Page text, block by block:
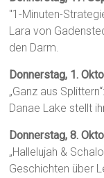
"1-Minuten-
Lara von
den Darm.
Donnerstag, 1.
„Ganz aus
Danae Lake stellt
Donnerstag, 8.
„Hallelujah &
Geschichten über